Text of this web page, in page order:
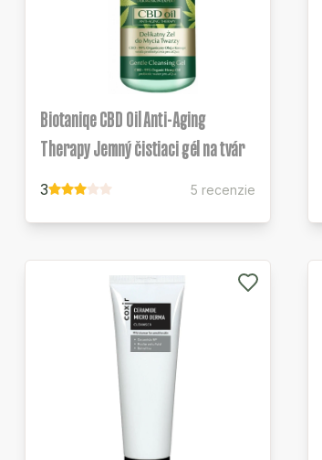
Biotaniqe CBD Oil Anti-Aging
Therapy Jemný čistiaci gél na tvár
3 5 recenzie